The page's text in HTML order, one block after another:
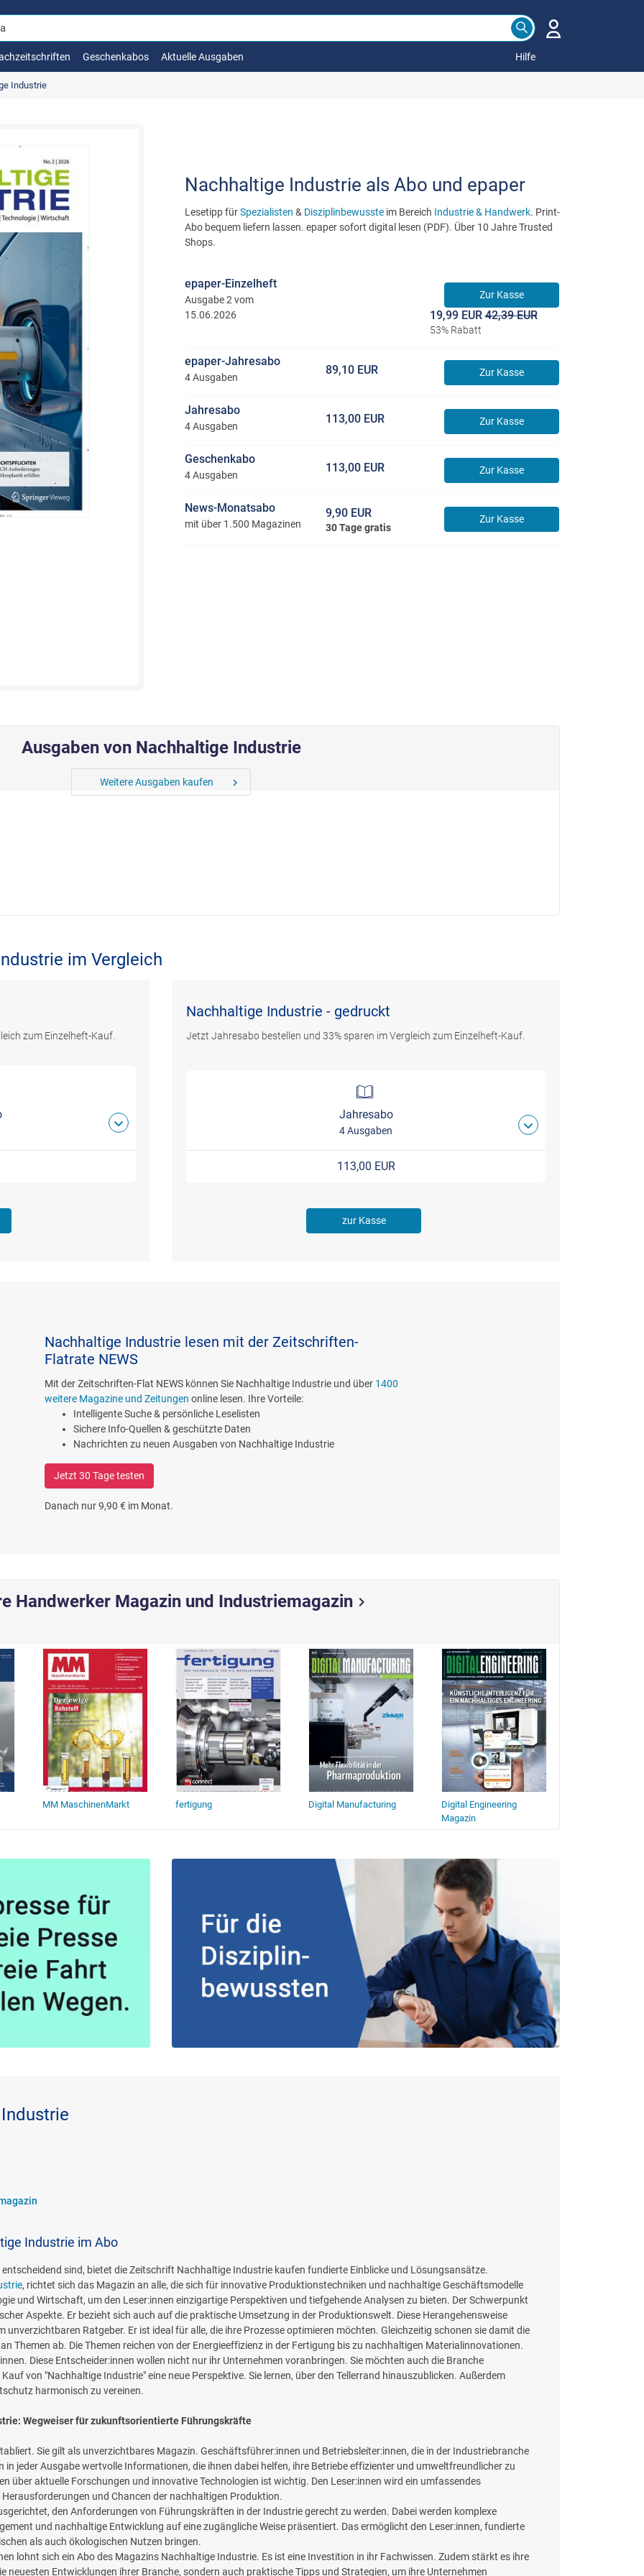
Geschenkabos Aktuelle Ausgaben Hilfe
Industrie
Nachhaltige Industrie als Abo und epaper
Lesetipp fürSpezialisten & Disziplinbewussteim Bereich Industrie & Handwerk. Print-
Abo bequem liefern lassen. epaper sofort digital lesen (PDF). Über 10 Jahre Trusted
Shops.
epaper-Einzelheft
Ausgabe 2 vom
15.06.2026
Zur Kasse
19,99 EUR 42,39 EUR
53% Rabatt
epaper-Jahresabo
4 Ausgaben Zur Kasse
89,10 EUR
Jahresabo
4 Ausgaben Zur Kasse
113,00 EUR
Geschenkabo
4 Ausgaben Zur Kasse
113,00 EUR
News-Monatsabo
mit über 1.500 Magazinen Zur Kasse
9,90 EUR
30 Tage gratis
Ausgaben von Nachhaltige Industrie
Weitere Ausgaben kaufen chevron_right
im Vergleich
zum Einzelheft-Kauf.
Nachhaltige Industrie - gedruckt
Jetzt Jahresabo bestellen und 33% sparen im Vergleich zum Einzelheft-Kauf.
Jahresabo
4 Ausgaben
113,00 EUR
zur Kasse
Nachhaltige Industrie lesen mit der Zeitschriften-
Flatrate NEWS
Mit der Zeitschriften-Flat NEWS können Sie Nachhaltige Industrie und über 1400
weitere Magazine und Zeitungen online lesen. Ihre Vorteile:
Intelligente Suche & persönliche Leselisten
Sichere Info-Quellen & geschützte Daten
Nachrichten zu neuen Ausgaben von Nachhaltige Industrie
Jetzt 30 Tage testen
Danach nur 9,90 € im Monat.
Handwerker Magazin und Industriemagazin chevron_right
MM MaschinenMarkt fertigung Digital Manufacturing
Digital Engineering
Magazin
Industrie im Abo
sind, bietet die Zeitschrift Nachhaltige Industrie kaufen fundierte Einblicke und Lösungsansätze.
, richtet sich das Magazin an alle, die sich für innovative Produktionstechniken und nachhaltige Geschäftsmodelle
und Wirtschaft, um den Leser:innen einzigartige Perspektiven und tiefgehende Analysen zu bieten. Der Schwerpunkt
Aspekte. Er bezieht sich auch auf die praktische Umsetzung in der Produktionswelt. Diese Herangehensweise
unverzichtbaren Ratgeber. Er ist ideal für alle, die ihre Prozesse optimieren möchten. Gleichzeitig schonen sie damit die
Themen ab. Die Themen reichen von der Energieeffizienz in der Fertigung bis zu nachhaltigen Materialinnovationen.
Diese Entscheider:innen wollen nicht nur ihr Unternehmen voranbringen. Sie möchten auch die Branche
von "Nachhaltige Industrie" eine neue Perspektive. Sie lernen, über den Tellerrand hinauszublicken. Außerdem
harmonisch zu vereinen.
Wegweiser für zukunftsorientierte Führungskräfte
Sie gilt als unverzichtbares Magazin. Geschäftsführer:innen und Betriebsleiter:innen, die in der Industriebranche
in jeder Ausgabe wertvolle Informationen, die ihnen dabei helfen, ihre Betriebe effizienter und umweltfreundlicher zu
über aktuelle Forschungen und innovative Technologien ist wichtig. Den Leser:innen wird ein umfassendes
und Chancen der nachhaltigen Produktion.
den Anforderungen von Führungskräften in der Industrie gerecht zu werden. Dabei werden komplexe
und nachhaltige Entwicklung auf eine zugängliche Weise präsentiert. Das ermöglicht den Leser:innen, fundierte
als auch ökologischen Nutzen bringen.
lohnt sich ein Abo des Magazins Nachhaltige Industrie. Es ist eine Investition in ihr Fachwissen. Zudem stärkt es ihre
neuesten Entwicklungen ihrer Branche, sondern auch praktische Tipps und Strategien, um ihre Unternehmen